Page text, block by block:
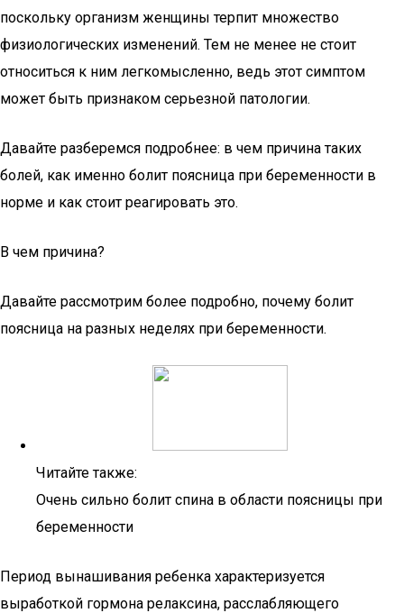
поскольку организм женщины терпит множество
физиологических изменений. Тем не менее не стоит
относиться к ним легкомысленно, ведь этот симптом
может быть признаком серьезной патологии.
Давайте разберемся подробнее: в чем причина таких
болей, как именно болит поясница при беременности в
норме и как стоит реагировать это.
В чем причина?
Давайте рассмотрим более подробно, почему болит
поясница на разных неделях при беременности.
Читайте также:
Очень сильно болит спина в области поясницы при
беременности
Период вынашивания ребенка характеризуется
выработкой гормона релаксина, расслабляющего